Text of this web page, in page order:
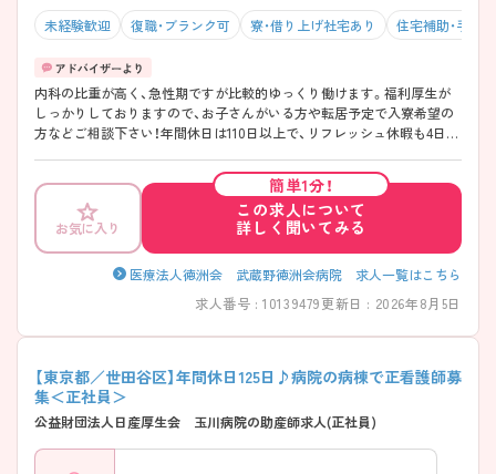
未経験歓迎 復職・ブランク可 寮・借り上げ社宅あり 住宅補助・手当
内科の比重が高く、急性期ですが比較的ゆっくり働けます。福利厚生が
しっかりしておりますので、お子さんがいる方や転居予定で入寮希望の
方などご相談下さい！年間休日は110日以上で、リフレッシュ休暇も4日あ
う雰囲気があり、教育体制も整っていますので、スキルアップを目指す方
にも最適です。 ご興味のある方は面接対策ポイントなどお話致しますの
でお気軽にお問い合わせください。
お気に入り
簡単1分！
この求人について
詳しく聞いてみる
医療法人徳洲会 武蔵野徳洲会病院 求人一覧はこちら
求人番号 : 10139479更新日 : 2026年8月5日
【東京都／世田谷区】年間休日125日♪病院の病棟で正看護師募
集＜正社員＞
公益財団法人日産厚生会 玉川病院の助産師求人(正社員)